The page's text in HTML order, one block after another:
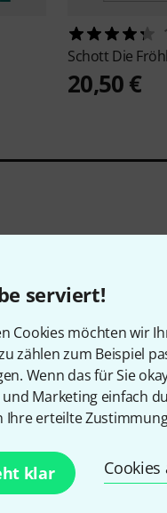
serviert!
Cookies möchten wir
zählen zum Beispiel
Wenn das für Sie
Marketing einfach
Ihre erteilte
klar Cookies
Schott Die
20,50 €
4/ 5